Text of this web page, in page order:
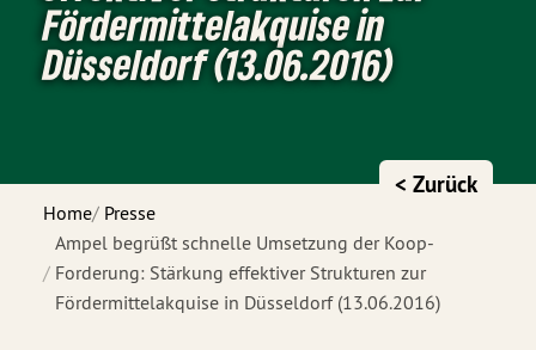
Fördermittelakquise in
Düsseldorf (13.06.2016)
Home Presse
Ampel begrüßt schnelle Umsetzung der Koop-
Forderung: Stärkung effektiver Strukturen zur
Fördermittelakquise in Düsseldorf (13.06.2016)
< Zurück